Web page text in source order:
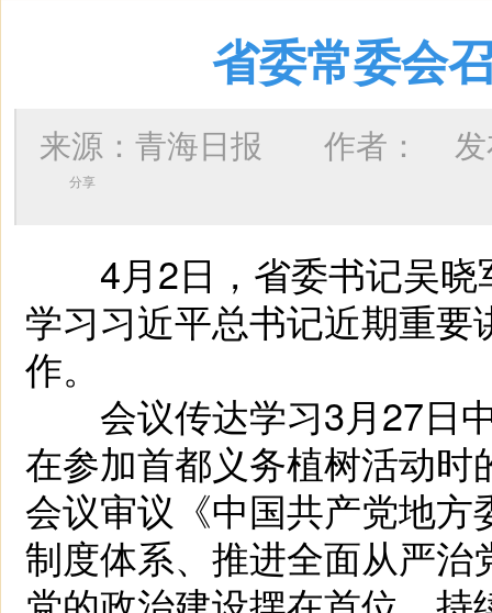
省委常委会
来源：青海日报 作者：
分享
4月2日，省委书记吴晓
学习习近平总书记近期重
作。
会议传达学习3月27日中
在参加首都义务植树活动
会议审议《中国共产党地
制度体系、推进全面从严